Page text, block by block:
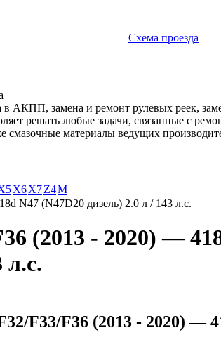
Схема проезда
в АКПП, замена и ремонт рулевых реек,
решать любые задачи, связанные с
смазочные материалы ведущих
X6X7Z4М
N47 (N47D20 дизель) 2.0 л / 143 л.с.
(2013 - 2020) —
л.с.
F33/F36 (2013 - 2020) —